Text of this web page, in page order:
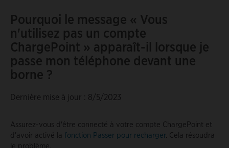
Pourquoi le message « Vous
n'utilisez pas un compte
ChargePoint » apparaît-il lorsque je
passe mon téléphone devant une
borne ?
Dernière mise à jour : 8/5/2023
Assurez-vous d'être connecté à votre compte ChargePoint et
d'avoir activé la fonction Passer pour recharger. Cela résoudra
le problème.